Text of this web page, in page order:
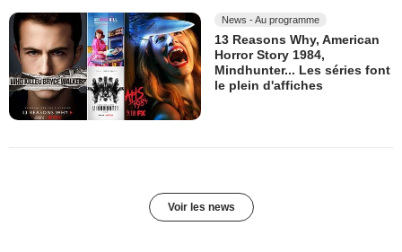
News - Au programme
13 Reasons Why, American
Horror Story 1984,
Mindhunter... Les séries font
le plein d'affiches
Voir les news